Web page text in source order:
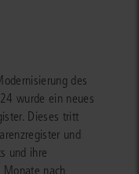
des
wurde ein neues
Dieses tritt
und
und ihre
nach